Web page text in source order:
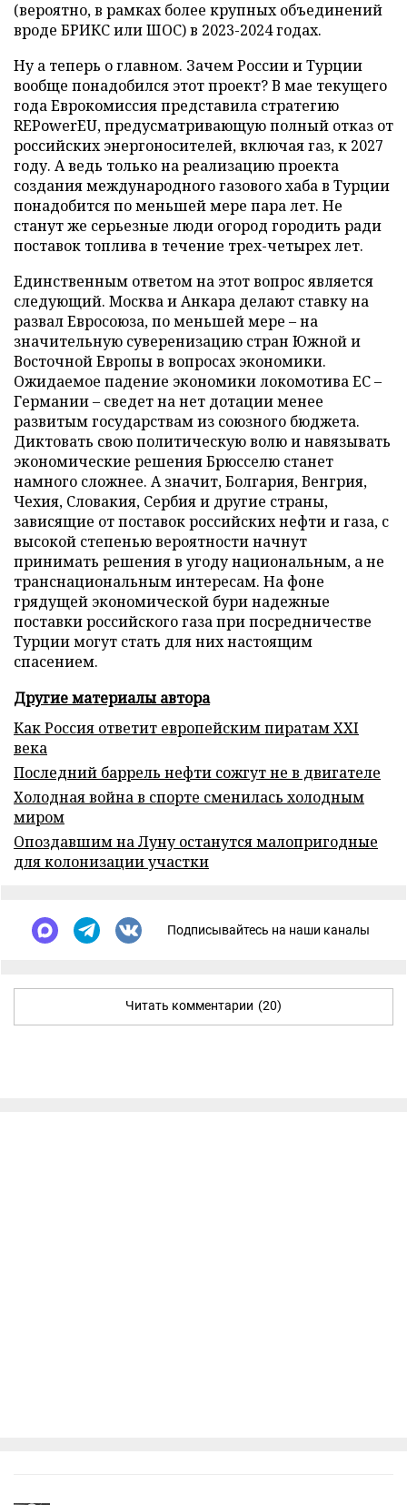
(вероятно, в рамках более крупных объединений
вроде БРИКС или ШОС) в 2023-2024 годах.
Ну а теперь о главном. Зачем России и Турции
вообще понадобился этот проект? В мае текущего
года Еврокомиссия представила стратегию
REPowerEU, предусматривающую полный отказ от
российских энергоносителей, включая газ, к 2027
году. А ведь только на реализацию проекта
создания международного газового хаба в Турции
понадобится по меньшей мере пара лет. Не
станут же серьезные люди огород городить ради
поставок топлива в течение трех-четырех лет.
Единственным ответом на этот вопрос является
следующий. Москва и Анкара делают ставку на
развал Евросоюза, по меньшей мере – на
значительную суверенизацию стран Южной и
Восточной Европы в вопросах экономики.
Ожидаемое падение экономики локомотива ЕС –
Германии – сведет на нет дотации менее
развитым государствам из союзного бюджета.
Диктовать свою политическую волю и навязывать
экономические решения Брюсселю станет
намного сложнее. А значит, Болгария, Венгрия,
Чехия, Словакия, Сербия и другие страны,
зависящие от поставок российских нефти и газа, с
высокой степенью вероятности начнут
принимать решения в угоду национальным, а не
транснациональным интересам. На фоне
грядущей экономической бури надежные
поставки российского газа при посредничестве
Турции могут стать для них настоящим
спасением.
Другие материалы автора
Как Россия ответит европейским пиратам XXI
века
Последний баррель нефти сожгут не в двигателе
Холодная война в спорте сменилась холодным
миром
Опоздавшим на Луну останутся малопригодные
для колонизации участки
Подписывайтесь на наши каналы
Читать комментарии (20)